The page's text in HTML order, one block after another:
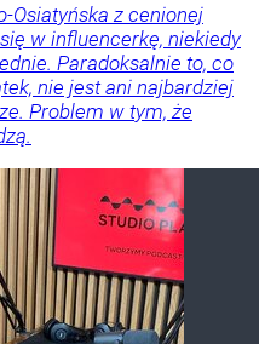
Osiatyńska z cenionej
w influencerkę, niekiedy
Paradoksalnie to, co
nie jest ani najbardziej
Problem w tym, że